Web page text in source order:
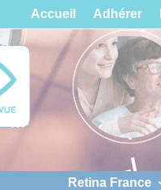
Accueil Adhérer
Retina France